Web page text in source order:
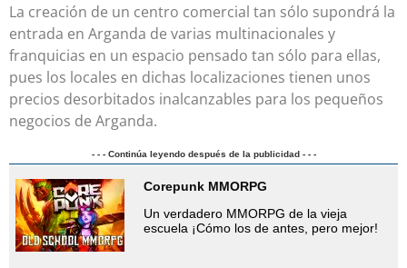
La creación de un centro comercial tan sólo supondrá la
entrada en Arganda de varias multinacionales y
franquicias en un espacio pensado tan sólo para ellas,
pues los locales en dichas localizaciones tienen unos
precios desorbitados inalcanzables para los pequeños
negocios de Arganda.
- - - Continúa leyendo después de la publicidad - - -
Corepunk MMORPG
Un verdadero MMORPG de la vieja
escuela ¡Cómo los de antes, pero mejor!